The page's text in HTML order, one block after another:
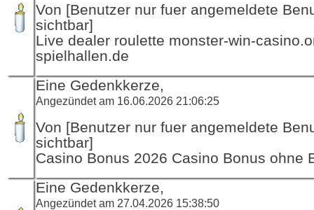
Von [Benutzer nur fuer angemeldete
sichtbar]
Live dealer roulette monster-win-
spielhallen.de
Eine Gedenkkerze,
Angezündet am 16.06.2026 21:06:25
Von [Benutzer nur fuer angemeldete
sichtbar]
Casino Bonus 2026 Casino Bonus ohne
Eine Gedenkkerze,
Angezündet am 27.04.2026 15:38:50